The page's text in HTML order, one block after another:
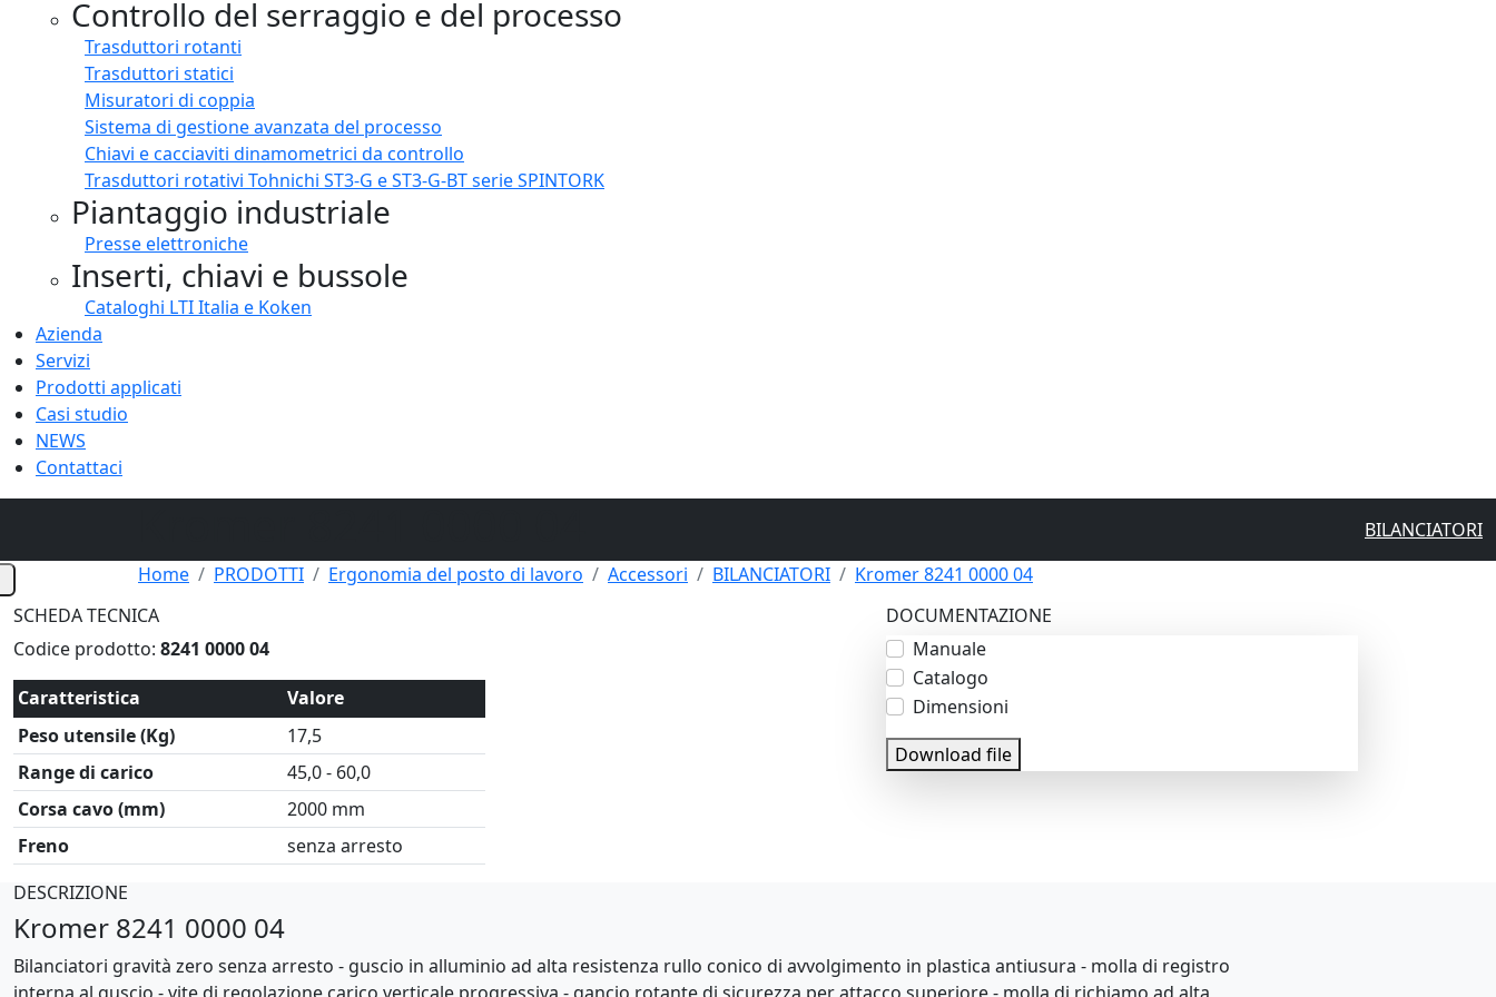
Controllo del serraggio e del processo
Trasduttori rotanti
Trasduttori statici
Misuratori di coppia
Sistema di gestione avanzata del processo
Chiavi e cacciaviti dinamometrici da controllo
Trasduttori rotativi Tohnichi ST3-G e ST3-G-BT serie SPINTORK
Piantaggio industriale
Presse elettroniche
Inserti, chiavi e bussole
Cataloghi LTI Italia e Koken
Azienda
Servizi
Prodotti applicati
Casi studio
NEWS
Contattaci
BILANCIATORI
Home
PRODOTTI Ergonomia del posto di lavoro Accessori BILANCIATORI
Kromer 8241 0000 04
SCHEDA TECNICA
Codice prodotto: 8241 0000 04
Caratteristica
Valore
Peso utensile (Kg)
17,5
Range di carico
45,0 - 60,0
Corsa cavo (mm)
2000 mm
Freno
senza arresto
DOCUMENTAZIONE
Manuale
Catalogo
Dimensioni
Download file
DESCRIZIONE
Kromer 8241 0000 04
Bilanciatori gravità zero senza arresto - guscio in alluminio ad alta resistenza rullo conico di avvolgimento in plastica antiusura - molla di registro